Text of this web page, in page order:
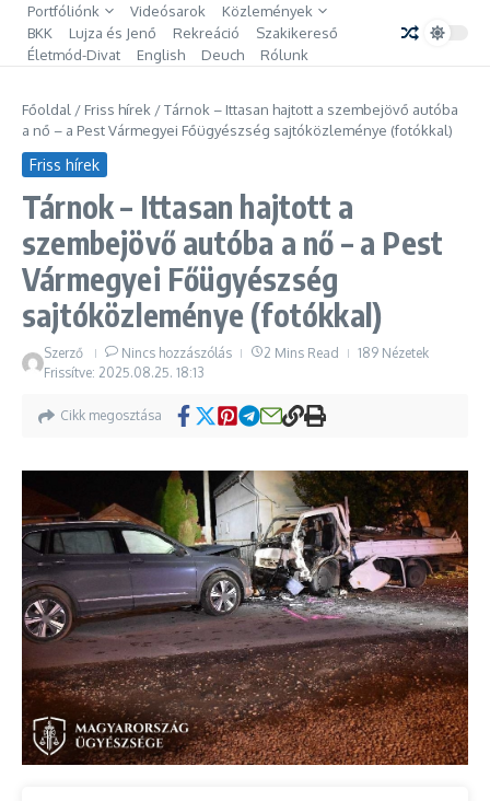
Ugrás a tartalomhoz
Portfóliónk Videósarok
Közlemények
BKK
Lujza és Jenő Rekreáció
Szakikereső
Életmód-Divat
English Deuch Rólunk
Főoldal / Friss hírek /Tárnok – Ittasan hajtott a szembejövő autóba
a nő – a Pest Vármegyei Főügyészség sajtóközleménye (fotókkal)
Friss hírek
Tárnok – Ittasan hajtott a
szembejövő autóba a nő – a Pest
Vármegyei Főügyészség
sajtóközleménye (fotókkal)
Szerző Nincs hozzászólás 2 Mins Read
189 Nézetek
Frissítve: 2025.08.25. 18:13
Cikk megosztása